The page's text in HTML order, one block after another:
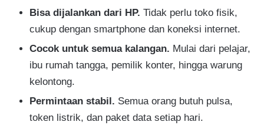
Bisa dijalankan dari HP. Tidak perlu toko fisik,
cukup dengan smartphone dan koneksi internet.
Cocok untuk semua kalangan. Mulai dari pelajar,
ibu rumah tangga, pemilik konter, hingga warung
kelontong.
Permintaan stabil. Semua orang butuh pulsa,
token listrik, dan paket data setiap hari.